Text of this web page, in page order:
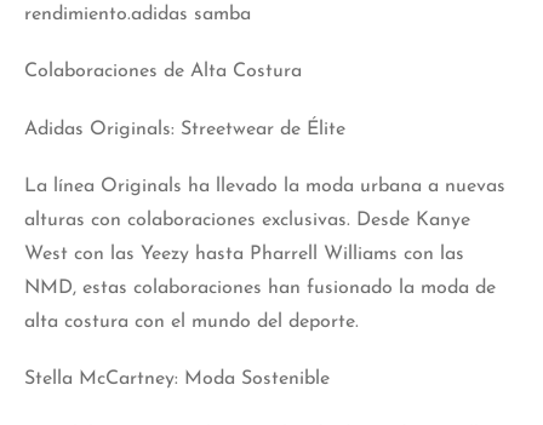
rendimiento.adidas samba
Colaboraciones de Alta Costura
Adidas Originals: Streetwear de Élite
La línea Originals ha llevado la moda urbana a nuevas
alturas con colaboraciones exclusivas. Desde Kanye
West con las Yeezy hasta Pharrell Williams con las
NMD, estas colaboraciones han fusionado la moda de
alta costura con el mundo del deporte.
Stella McCartney: Moda Sostenible